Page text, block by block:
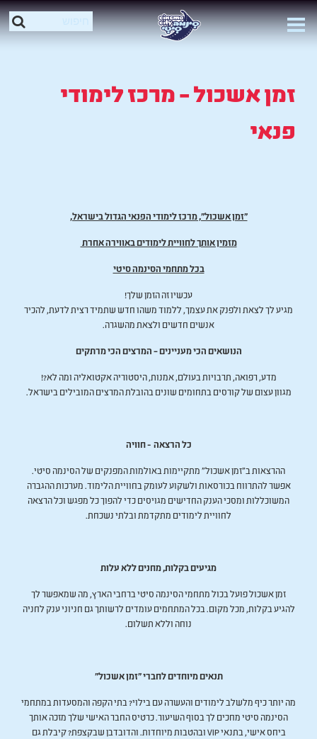
זמן אשכול – מרכז לימודי
פנאי
"זמן אשכול", מרכז לימודי הפנאי הגדול בישראל,
מזמין אותך לחוויית לימודים באווירה אחרת
בכל מתחמי הסינמה סיטי
עכשיו זה הזמן שלך!
מגיע לך לצאת ולפנק את עצמך, ללמוד משהו חדש שתמיד רצית לדעת, להכיר
אנשים חדשים ולצאת מהשגרה.
הנושאים הכי מעניינים – המרצים הכי מרתקים
מדע, רפואה, תרבויות בעולם, אמנות, היסטוריה אקטואליה ומה לא?!
מגוון עצום של קורסים בתחומים שונים בהובלת המרצים המובילים בישראל.
כל הרצאה - חוויה
ההרצאות ב"זמן אשכול" מתקיימות באולמות המפנקים של הסינמה סיטי.
אפשר להתרווח בכורסאות ולשקוע לעומק בחוויית הלימוד. מערכות ההגברה
המשוכללות ומסכי הענק החדישים מגויסים כדי להפוך כל מפגש וכל הרצאה
לחוויית לימודים מתקדמת ובלתי נשכחת.
מגיעים בקלות, מחנים ללא עלות
זמן אשכול פועל בכול מתחמי הסינמה סיטי ברחבי הארץ, מה שמאפשר לך
להגיע בקלות, מכל מקום. בכל המתחמים עומדים לרשותך גם חניוני ענק לחניה
נוחה וללא תשלום.
תנאים מיוחדים לחברי "זמן אשכול"
מה יותר כיף מלשלב לימודים והעשרה עם בילוי? בתי הקפה והמסעדות במתחמי
הסינמה סיטי מחכים לך בסוף השיעור. כרטיס החבר האישי שלך מזכה אותך
ביחס אישי, בתנאיVIPובהטבות מיוחדות. והדובדבן שבקצפת? קיבלת גם